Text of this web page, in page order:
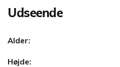
Udseende
Alder:
Højde: